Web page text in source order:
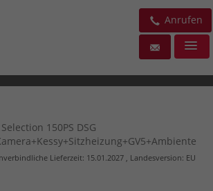
Anrufen
Selection 150PS DSG
Lieferzeit: 15.01.2027 , Landesversion: EU